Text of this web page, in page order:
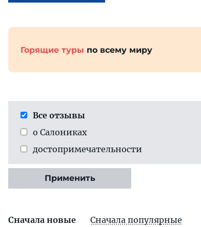
Горящие туры по всему миру
Все отзывы
о Салониках
достопримеча­тельности
Применить
Сначала новые Сначала популярные